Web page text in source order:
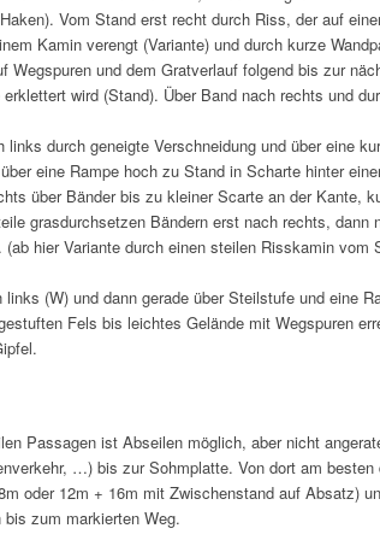
Vom Stand erst recht durch Riss, der auf
Kamin verengt (Variante) und durch kurze
Wegspuren und dem Gratverlauf folgend bis zur
wird (Stand). Über Band nach rechts und
durch geneigte Verschneidung und über eine
eine Rampe hoch zu Stand in Scharte hinter
über Bänder bis zu kleiner Scarte an der Kante,
grasdurchsetzen Bändern erst nach rechts, dann
hier Variante durch einen steilen Risskamin vom
(W) und dann gerade über Steilstufe und eine
Fels bis leichtes Gelände mit Wegspuren
Passagen ist Abseilen möglich, aber nicht
…) bis zur Sohmplatte. Von dort am besten
oder 12m + 16m mit Zwischenstand auf Absatz)
zum markierten Weg.